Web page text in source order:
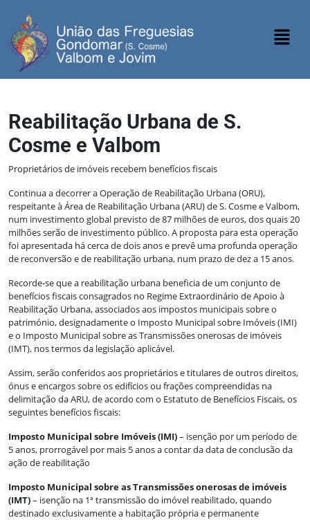
Reabilitação Urbana de S.
Cosme e Valbom
Proprietários de imóveis recebem benefícios fiscais
Continua a decorrer a Operação de Reabilitação Urbana (ORU),
respeitante à Área de Reabilitação Urbana (ARU) de S. Cosme e Valbom,
num investimento global previsto de 87 milhões de euros, dos quais 20
milhões serão de investimento público. A proposta para esta operação
foi apresentada há cerca de dois anos e prevê uma profunda operação
de reconversão e de reabilitação urbana, num prazo de dez a 15 anos.
Recorde-se que a reabilitação urbana beneficia de um conjunto de
benefícios fiscais consagrados no Regime Extraordinário de Apoio à
Reabilitação Urbana, associados aos impostos municipais sobre o
património, designadamente o Imposto Municipal sobre Imóveis (IMI)
e o Imposto Municipal sobre as Transmissões onerosas de imóveis
(IMT), nos termos da legislação aplicável.
Assim, serão conferidos aos proprietários e titulares de outros direitos,
ónus e encargos sobre os edifícios ou frações compreendidas na
delimitação da ARU, de acordo com o Estatuto de Benefícios Fiscais, os
seguintes benefícios fiscais:
Imposto Municipal sobre Imóveis (IMI)– isenção por um período de
5 anos, prorrogável por mais 5 anos a contar da data de conclusão da
ação de reabilitação
Imposto Municipal sobre as Transmissões onerosas de imóveis
(IMT)– isenção na 1ª transmissão do imóvel reabilitado, quando
destinado exclusivamente a habitação própria e permanente